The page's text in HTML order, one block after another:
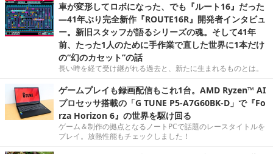
車が変形してロボになった、でも『ルート16』だった
―41年ぶり完全新作『ROUTE16R』開発者インタビュ
ー。新旧スタッフが語るシリーズの魂。そして41年
前、たった1人のために手作業で直した世界に1本だけ
の“幻のカセット”の話
長い時を経て受け継がれる過去と、新たに生まれるものとは。
ゲームプレイも録画配信もこれ1台。AMD Ryzen™ AI
プロセッサ搭載の「G TUNE P5-A7G60BK-D」で『Fo
rza Horizon 6』の世界を駆け回る
ゲーム＆制作の拠点となるノートPCで話題のレースタイトルを
プレイ。放熱性能もチェックしました！